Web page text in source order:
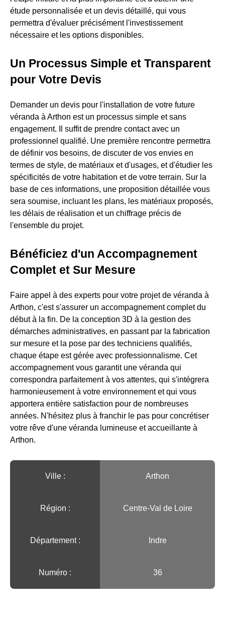
étude personnalisée et un devis détaillé, qui vous
permettra d'évaluer précisément l'investissement
nécessaire et les options disponibles.
Un Processus Simple et Transparent
pour Votre Devis
Demander un devis pour l'installation de votre future
véranda à Arthon est un processus simple et sans
engagement. Il suffit de prendre contact avec un
professionnel qualifié. Une première rencontre permettra
de définir vos besoins, de discuter de vos envies en
termes de style, de matériaux et d'usages, et d'étudier les
spécificités de votre habitation et de votre terrain. Sur la
base de ces informations, une proposition détaillée vous
sera soumise, incluant les plans, les matériaux proposés,
les délais de réalisation et un chiffrage précis de
l'ensemble du projet.
Bénéficiez d'un Accompagnement
Complet et Sur Mesure
Faire appel à des experts pour votre projet de véranda à
Arthon, c'est s'assurer un accompagnement complet du
début à la fin. De la conception 3D à la gestion des
démarches administratives, en passant par la fabrication
sur mesure et la pose par des techniciens qualifiés,
chaque étape est gérée avec professionnalisme. Cet
accompagnement vous garantit une véranda qui
correspondra parfaitement à vos attentes, qui s'intégrera
harmonieusement à votre environnement et qui vous
apportera entière satisfaction pour de nombreuses
années. N'hésitez plus à franchir le pas pour concrétiser
votre rêve d'une véranda lumineuse et accueillante à
Arthon.
Ville :️ Arthon
Région :️ Centre-Val de Loire
Département : Indre
Numéro : 36